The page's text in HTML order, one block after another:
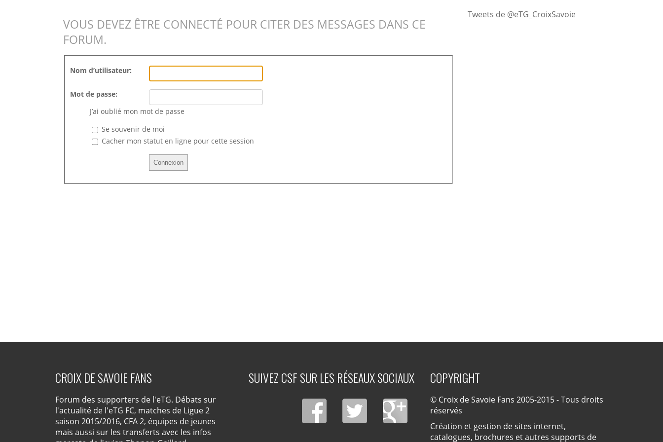
VOUS DEVEZ ÊTRE CONNECTÉ POUR CITER DES MESSAGES DANS CE
FORUM.
Nom d’utilisateur:
Mot de passe:
J’ai oublié mon mot de passe
Se souvenir de moi
Cacher mon statut en ligne pour cette session
Tweets de @eTG_CroixSavoie
CROIX DE SAVOIE FANS
Forum des supporters de l'eTG. Débats sur
l'actualité de l'eTG FC, matches de Ligue 2
saison 2015/2016, CFA 2, équipes de jeunes
mais aussi sur les transferts avec les infos
SUIVEZ CSF SUR LES RÉSEAUX SOCIAUX COPYRIGHT
© Croix de Savoie Fans 2005-2015 - Tous droits
réservés
Création et gestion de sites internet,
catalogues, brochures et autres supports de